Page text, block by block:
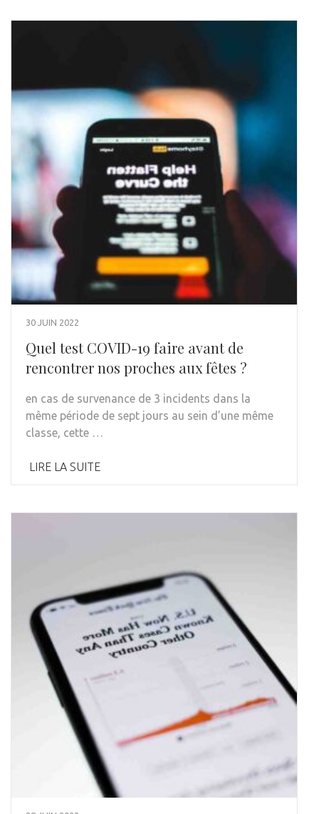
30 JUIN 2022
Quel test COVID-19 faire avant de
rencontrer nos proches aux fêtes ?
en cas de survenance de 3 incidents dans la
même période de sept jours au sein d’une même
classe, cette …
LIRE LA SUITE